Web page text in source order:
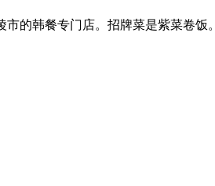
的韩餐专门店。招牌菜是紫菜卷饭。